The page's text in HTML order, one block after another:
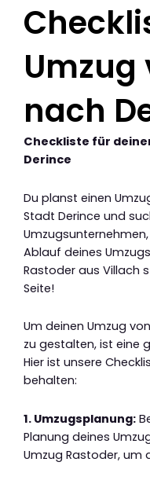
Umzug
nach
Checkliste für
Derince
Du planst einen
Stadt Derince und
Ablauf deines
Rastoder aus Villach
Seite!
Um deinen Umzug
zu gestalten, ist eine
Hier ist unsere
behalten:
1. Umzugsplanung:
Planung deines
Umzug Rastoder, um